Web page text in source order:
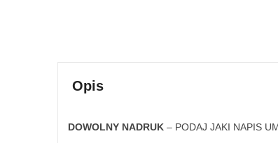
Opis
DOWOLNY NADRUK – PODAJ JAKI NAPIS